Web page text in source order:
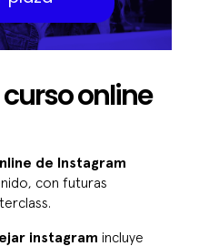
online
de Instagram
con futuras
instagram incluye